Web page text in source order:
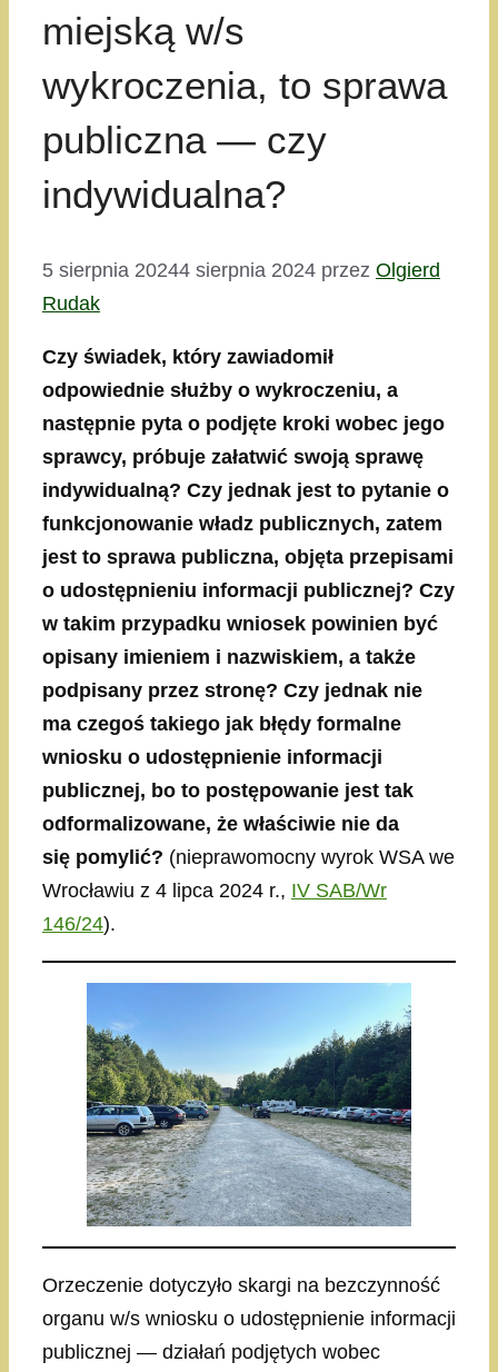
miejską w/s
wykroczenia, to sprawa
publiczna — czy
indywidualna?
5 sierpnia 20244 sierpnia 2024 przez Olgierd
Rudak
Czy świadek, który zawiadomił
odpowiednie służby o wykroczeniu, a
następnie pyta o podjęte kroki wobec jego
sprawcy, próbuje załatwić swoją sprawę
indywidualną? Czy jednak jest to pytanie o
funkcjonowanie władz publicznych, zatem
jest to sprawa publiczna, objęta przepisami
o udostępnieniu informacji publicznej? Czy
w takim przypadku wniosek powinien być
opisany imieniem i nazwiskiem, a także
podpisany przez stronę? Czy jednak nie
ma czegoś takiego jak błędy formalne
wniosku o udostępnienie informacji
publicznej, bo to postępowanie jest tak
odformalizowane, że właściwie nie da
się pomylić? (nieprawomocny wyrok WSA we
Wrocławiu z 4 lipca 2024 r., IV SAB/Wr
146/24).
Orzeczenie dotyczyło skargi na bezczynność
organu w/s wniosku o udostępnienie informacji
publicznej — działań podjętych wobec